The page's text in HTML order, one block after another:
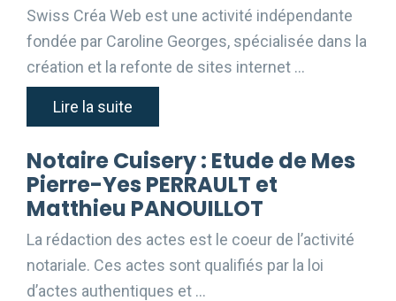
Swiss Créa Web est une activité indépendante
fondée par Caroline Georges, spécialisée dans la
création et la refonte de sites internet …
Lire la suite
Notaire Cuisery : Etude de Mes
Pierre-Yes PERRAULT et
Matthieu PANOUILLOT
La rédaction des actes est le coeur de l’activité
notariale. Ces actes sont qualifiés par la loi
d’actes authentiques et …